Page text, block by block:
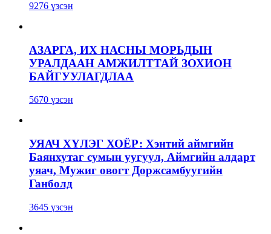
9276 үзсэн
АЗАРГА, ИХ НАСНЫ МОРЬДЫН
УРАЛДААН АМЖИЛТТАЙ ЗОХИОН
БАЙГУУЛАГДЛАА
5670 үзсэн
УЯАЧ ХҮЛЭГ ХОЁР: Хэнтий аймгийн
Баянхутаг сумын уугуул, Аймгийн алдарт
уяач, Мужиг овогт Доржсамбуугийн
Ганболд
3645 үзсэн